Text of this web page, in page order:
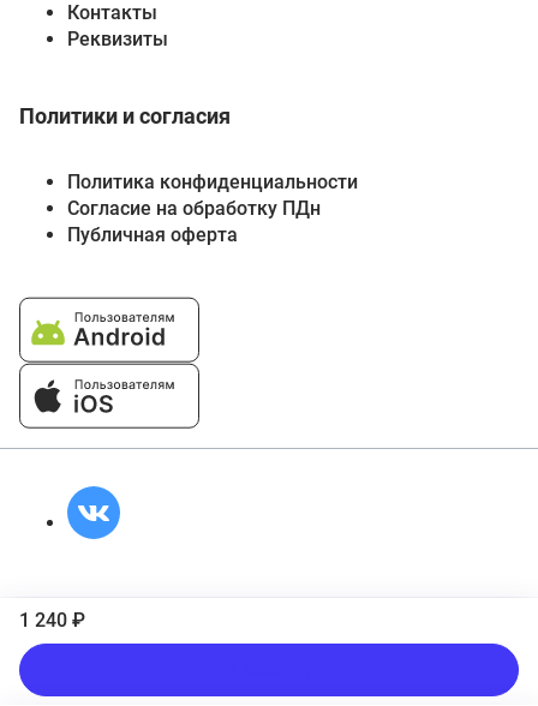
1 240 ₽
Контакты
Реквизиты
Политики и согласия
Политика конфиденциальности
Согласие на обработку ПДн
Публичная оферта